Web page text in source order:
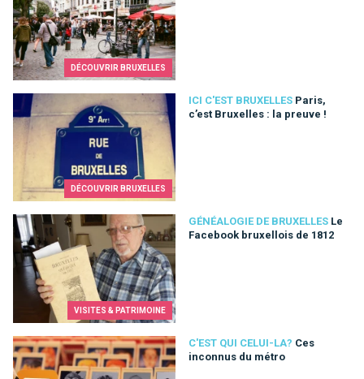
DÉCOUVRIR BRUXELLES
DÉCOUVRIR BRUXELLES
ICI C'EST BRUXELLES Paris,
c’est Bruxelles : la preuve !
Paris, c’est Bruxelles : la preuve !
VISITES & PATRIMOINE
GÉNÉALOGIE DE BRUXELLES Le
Facebook bruxellois de 1812
Le Facebook bruxellois de 1812
C'EST QUI CELUI-LA? Ces
inconnus du métro
Ces inconnus du métro